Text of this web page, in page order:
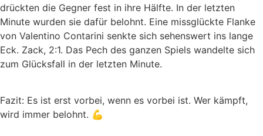
drückten die Gegner fest in ihre Hälfte. In der letzten
Minute wurden sie dafür belohnt. Eine missglückte Flanke
von Valentino Contarini senkte sich sehenswert ins lange
Eck. Zack, 2:1. Das Pech des ganzen Spiels wandelte sich
zum Glücksfall in der letzten Minute.
Fazit: Es ist erst vorbei, wenn es vorbei ist. Wer kämpft,
wird immer belohnt. 💪